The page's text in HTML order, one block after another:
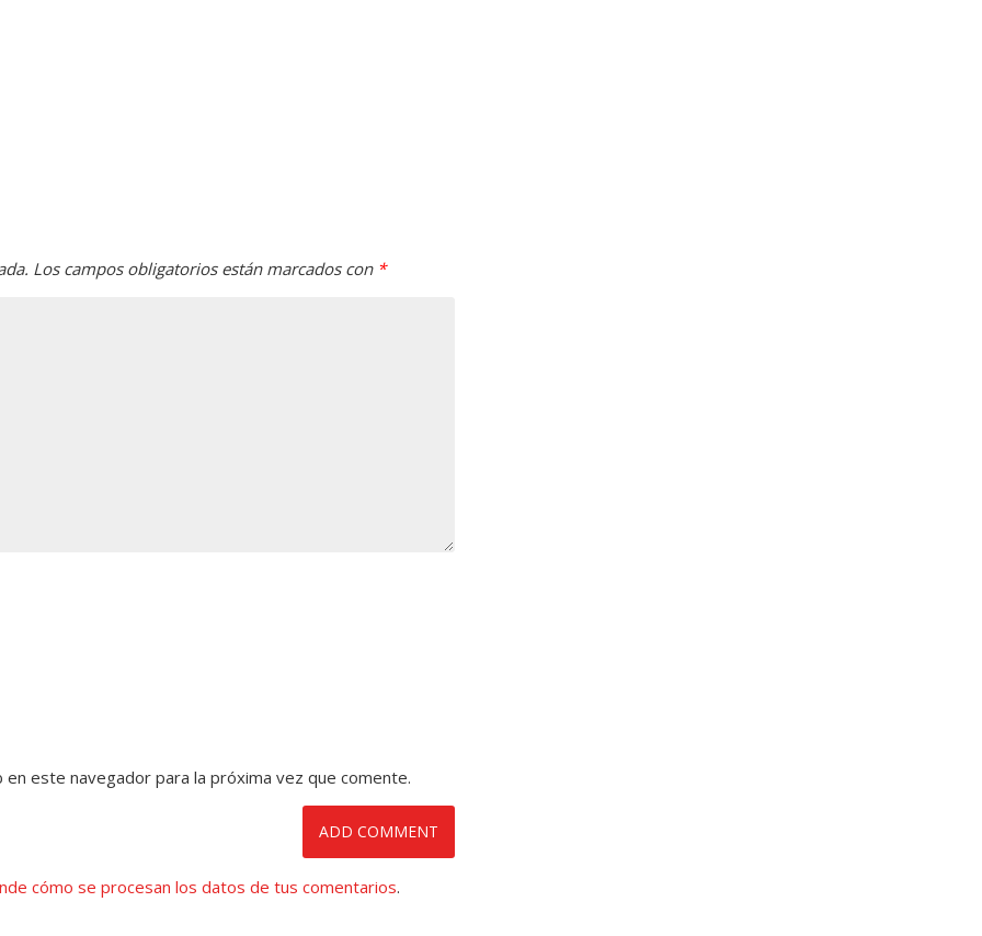
Los campos obligatorios están marcados con *
este navegador para la próxima vez que comente.
cómo se procesan los datos de tus comentarios.